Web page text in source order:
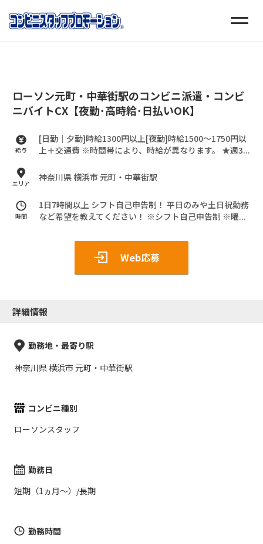
ローソン元町・中華街駅のコンビニ派遣・コンビ
ニバイトCX【夜勤･高時給･日払いOK】
給与
[日勤｜夕勤]時給1300円以上[夜勤]時給1500～1750円以
上＋交通費 ※時間帯により、時給が異なります。 ★週3...
エリア 神奈川県 横浜市 元町・中華街駅
時間
1日7時間以上 シフト自己申告制！ 平日のみや土日祝勤務
など希望を教えてください！ ※シフト自己申告制 ※曜...
Web応募
詳細情報
勤務地・最寄り駅
神奈川県 横浜市 元町・中華街駅
コンビニ種別
ローソンスタッフ
勤務日
短期（1ヵ月～）/長期
勤務時間